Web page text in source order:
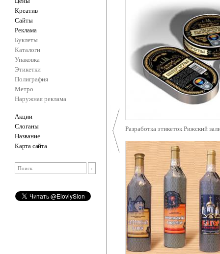
Креатив
Сайты
Реклама
Буклеты
Каталоги
Упаковка
Этикетки
Полиграфия
Метро
Наружная реклама
Акции
Слоганы
Название
Карта сайта
Разработка этикеток Рижский